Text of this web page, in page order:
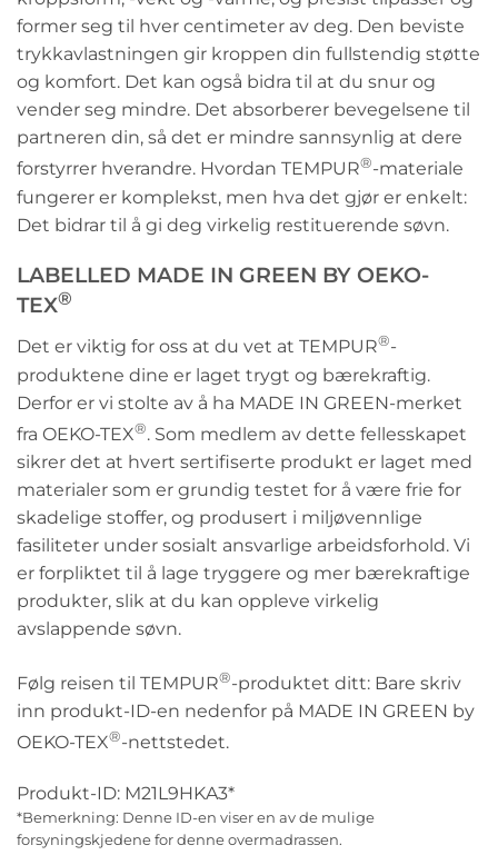
former seg til hver centimeter av deg. Den beviste
trykkavlastningen gir kroppen din fullstendig støtte
og komfort. Det kan også bidra til at du snur og
vender seg mindre. Det absorberer bevegelsene til
partneren din, så det er mindre sannsynlig at dere
forstyrrer hverandre. Hvordan TEMPUR®-materiale
fungerer er komplekst, men hva det gjør er enkelt:
Det bidrar til å gi deg virkelig restituerende søvn.
LABELLED MADE IN GREEN BY OEKO-
TEX®
Det er viktig for oss at du vet at TEMPUR®-
produktene dine er laget trygt og bærekraftig.
Derfor er vi stolte av å ha MADE IN GREEN-merket
fra OEKO-TEX®. Som medlem av dette fellesskapet
sikrer det at hvert sertifiserte produkt er laget med
materialer som er grundig testet for å være frie for
skadelige stoffer, og produsert i miljøvennlige
fasiliteter under sosialt ansvarlige arbeidsforhold. Vi
er forpliktet til å lage tryggere og mer bærekraftige
produkter, slik at du kan oppleve virkelig
avslappende søvn.
Følg reisen til TEMPUR®-produktet ditt: Bare skriv
inn produkt-ID-en nedenfor på MADE IN GREEN by
OEKO-TEX®-nettstedet.
Produkt-ID: M21L9HKA3*
*Bemerkning: Denne ID-en viser en av de mulige
forsyningskjedene for denne overmadrassen.